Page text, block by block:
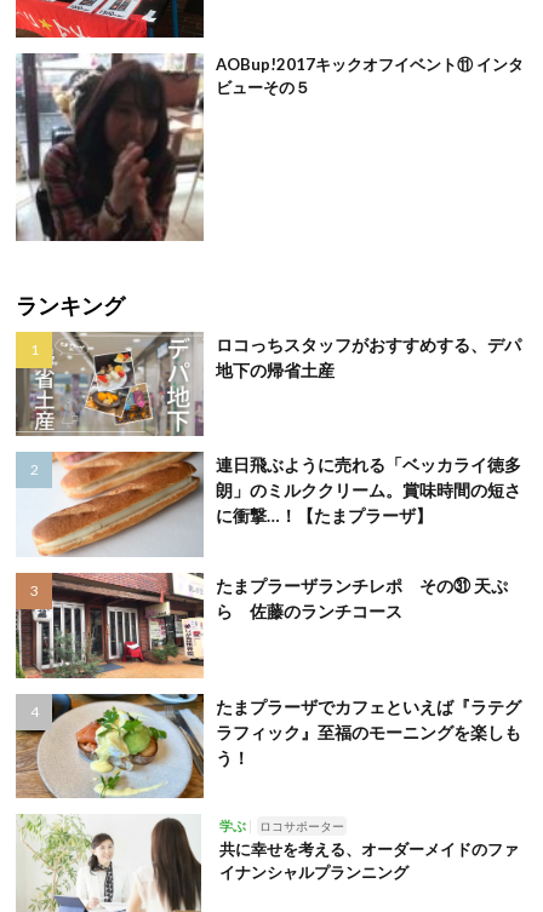
AOBup!2017キックオフイベント⑪ インタ
ビューその５
ランキング
ロコっちスタッフがおすすめする、デパ
地下の帰省土産
連日飛ぶように売れる「ベッカライ徳多
朗」のミルククリーム。賞味時間の短さ
に衝撃…！【たまプラーザ】
たまプラーザランチレポ その㉛ 天ぷ
ら 佐藤のランチコース
たまプラーザでカフェといえば『ラテグ
ラフィック』至福のモーニングを楽しも
う！
学ぶ ロコサポーター
共に幸せを考える、オーダーメイドのファ
イナンシャルプランニング